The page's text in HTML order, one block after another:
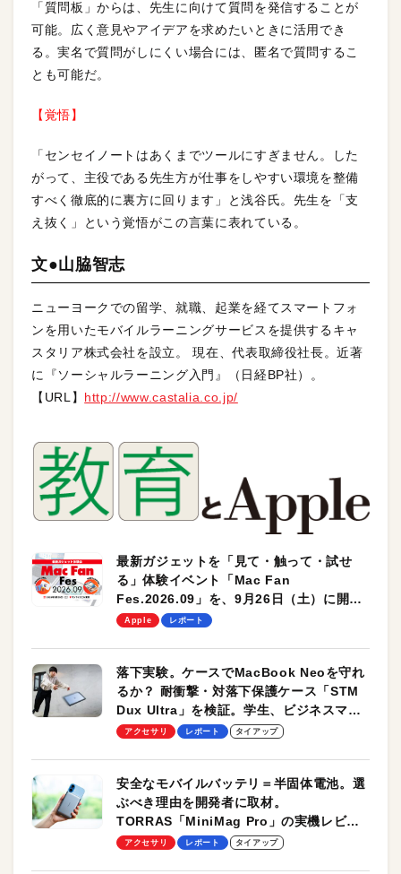
「質問板」からは、先生に向けて質問を発信することが
可能。広く意見やアイデアを求めたいときに活用でき
る。実名で質問がしにくい場合には、匿名で質問するこ
とも可能だ。
【覚悟】
「センセイノートはあくまでツールにすぎません。した
がって、主役である先生方が仕事をしやすい環境を整備
すべく徹底的に裏方に回ります」と浅谷氏。先生を「支
え抜く」という覚悟がこの言葉に表れている。
文●山脇智志
ニューヨークでの留学、就職、起業を経てスマートフォ
ンを用いたモバイルラーニングサービスを提供するキャ
スタリア株式会社を設立。 現在、代表取締役社長。近著
に『ソーシャルラーニング入門』（日経BP社）。
【URL】 http://www.castalia.co.jp/
最新ガジェットを「見て・触って・試せ
る」体験イベント「Mac Fan
Fes.2026.09」を、9月26日（土）に開催
します！
Apple レポート
落下実験。ケースでMacBook Neoを守れ
るか？ 耐衝撃・対落下保護ケース「STM
Dux Ultra」を検証。学生、ビジネスマン
のモバイルユースに最適！
アクセサリ レポート タイアップ
安全なモバイルバッテリ＝半固体電池。選
ぶべき理由を開発者に取材。
TORRAS「MiniMag Pro」の実機レビュ
ーも
アクセサリ レポート タイアップ